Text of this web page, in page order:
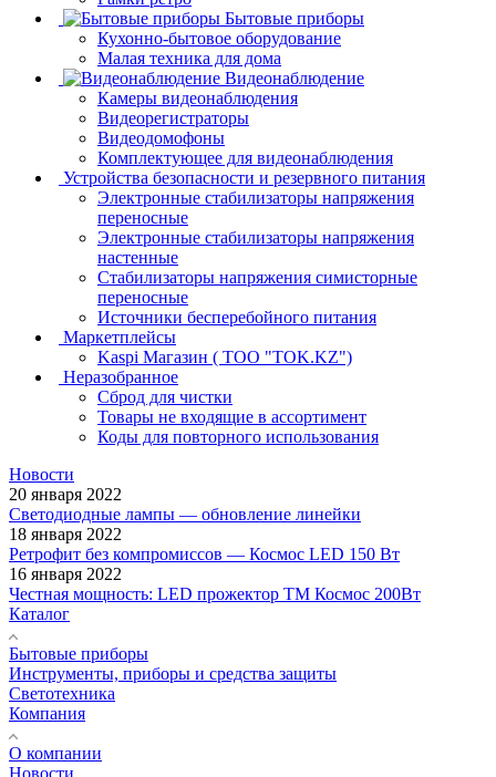
Бытовые приборы
Кухонно-бытовое оборудование
Малая техника для дома
Видеонаблюдение
Камеры видеонаблюдения
Видеорегистраторы
Видеодомофоны
Комплектующее для видеонаблюдения
Устройства безопасности и резервного питания
Электронные стабилизаторы напряжения
переносные
Электронные стабилизаторы напряжения
настенные
Стабилизаторы напряжения симисторные
переносные
Источники бесперебойного питания
Маркетплейсы
Kaspi Магазин ( ТОО "TOK.KZ")
Неразобранное
Сброд для чистки
Товары не входящие в ассортимент
Коды для повторного использования
Новости
20 января 2022
Светодиодные лампы — обновление линейки
18 января 2022
Ретрофит без компромиссов — Космос LED 150 Вт
16 января 2022
Честная мощность: LED прожектор ТМ Космос 200Вт
Каталог
Бытовые приборы
Инструменты, приборы и средства защиты
Светотехника
Компания
О компании
Новости